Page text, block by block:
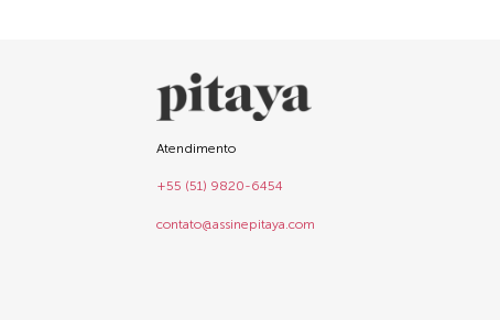
Atendimento
+55 (51) 9820-6454
contato@assinepitaya.com